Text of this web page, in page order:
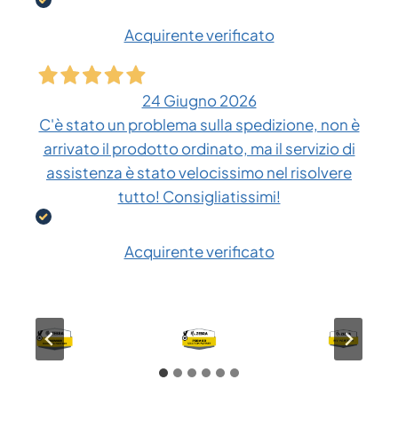
Acquirente verificato
24 Giugno 2026
C'è stato un problema sulla spedizione, non è
arrivato il prodotto ordinato, ma il servizio di
assistenza è stato velocissimo nel risolvere
tutto! Consigliatissimi!
Acquirente verificato